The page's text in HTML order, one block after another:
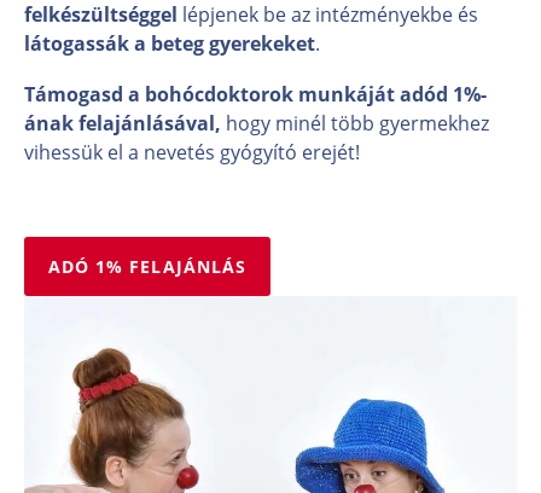
felkészültséggel lépjenek be az intézményekbe és
látogassák a beteg gyerekeket.
Támogasd a bohócdoktorok munkáját adód 1%-
ának felajánlásával, hogy minél több gyermekhez
vihessük el a nevetés gyógyító erejét!
ADÓ 1% FELAJÁNLÁS